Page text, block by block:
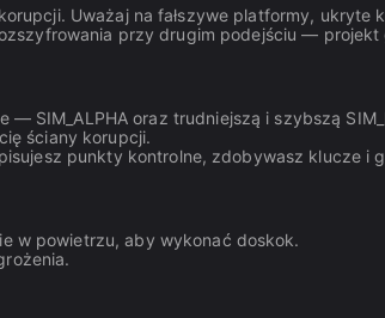
Uważaj na fałszywe platformy, ukryte
przy drugim podejściu — projekt
SIM_ALPHA oraz trudniejszą i szybszą
ściany korupcji.
punkty kontrolne, zdobywasz klucze i
w powietrzu, aby wykonać doskok.